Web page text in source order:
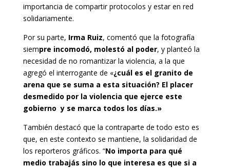
importancia de compartir protocolos y estar en red
solidariamente.
Por su parte, Irma Ruiz, comentó que la fotografía
siempre incomodó, molestó al poder, y planteó la
necesidad de no romantizar la violencia, a la que
agregó el interrogante de «¿cuál es el granito de
arena que se suma a esta situación? El placer
desmedido por la violencia que ejerce este
gobierno y se marca todos los días.»
También destacó que la contraparte de todo esto es
que, en este contexto se mantiene, la solidaridad de
los reporteros gráficos. “No importa para qué
medio trabajás sino lo que interesa es que si a